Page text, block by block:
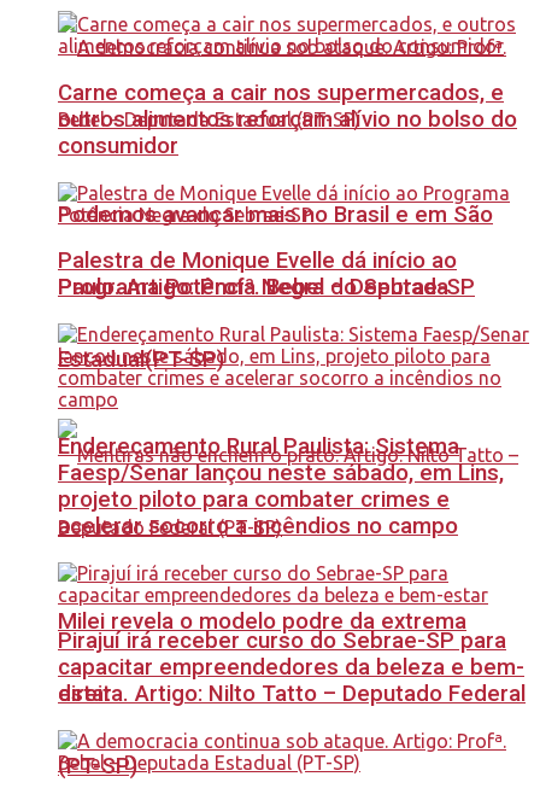
Podemos avançar mais no Brasil e em São
Paulo. Artigo: Profª. Bebel – Deputada
Estadual(PT-SP)
Milei revela o modelo podre da extrema
direita. Artigo: Nilto Tatto – Deputado Federal
(PT-SP)
Carne começa a cair nos supermercados, e
outros alimentos reforçam alívio no bolso do
consumidor
Palestra de Monique Evelle dá início ao
Programa Potência Negra do Sebrae-SP
Endereçamento Rural Paulista: Sistema
Faesp/Senar lançou neste sábado, em Lins,
projeto piloto para combater crimes e
acelerar socorro a incêndios no campo
Pirajuí irá receber curso do Sebrae-SP para
capacitar empreendedores da beleza e bem-
estar